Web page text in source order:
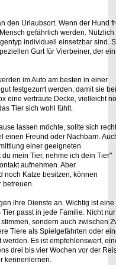
den Urlaubsort. Wenn der Hund
gefährlich werden. Nützlich
individuell einsetzbar sind.
Gurt für Vierbeiner, der
im Auto am besten in einer
festgezurrt werden, damit sie
eine vertraute Decke, vielleicht
Tier sich wohl fühlt.
lassen möchte, sollte sich
einen Freund oder Nachbarn.
einer geeigneten
du mein Tier, nehme ich dein Tier"
aufnehmen. Aber
noch Katze besitzen, können
betreuen.
ihre Dienste an. Wichtig ist eine
passt in jede Familie. Nicht
sondern auch zwischen
Tiere als Spielgefährten oder
werden. Es ist empfehlenswert,
drei bis vier Wochen vor der
kennenlernen.